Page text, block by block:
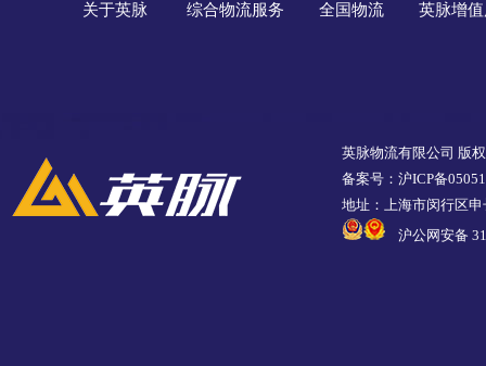
关于英脉 综合物流服务 全国物流 英脉增
英脉物流有限公司 版
备案号：沪ICP备
地址：上海市闵行区
沪公网安备